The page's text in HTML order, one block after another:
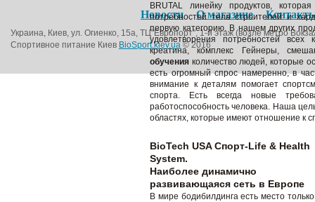
BRUTAL линейку продуктов,
потребностей тела строителей и
первую категорию. В нашем других
удовлетворения потребностей
креатина, комплекс Гейнеры,
обучения количество людей, которые
есть огромный спрос намеренно, в
внимание к деталям помогает
спорта.
Есть всегда новые
работоспособность человека. Наша
областях, которые имеют отношение к
BioTech USA Спорт-Life & Health
System.
Наиболее динамично
развивающаяся сеть в Европе
В мире бодибилдинга есть место только
Новости О магазине
Украина, Киев, ул. Огиенко, 15а, ТЦ"Европорт", 1-й этаж (возле метро
Спортивное питание Киев BioSport.kiev.ua© 2016